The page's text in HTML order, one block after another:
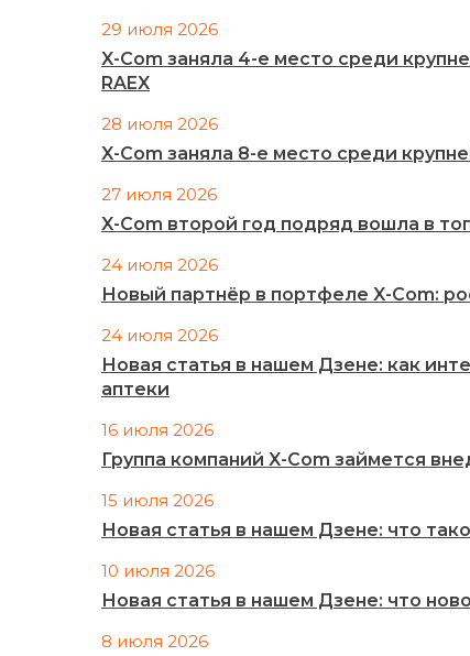
29 июля 2026
X-Com заняла 4-е место среди
RAEX
28 июля 2026
X-Com заняла 8-е место среди
27 июля 2026
X-Com второй год подряд вошла в
24 июля 2026
Новый партнёр в портфеле X-Com:
24 июля 2026
Новая статья в нашем Дзене: как
аптеки
16 июля 2026
Группа компаний X-Com займется
15 июля 2026
Новая статья в нашем Дзене: что
10 июля 2026
Новая статья в нашем Дзене: что
8 июля 2026